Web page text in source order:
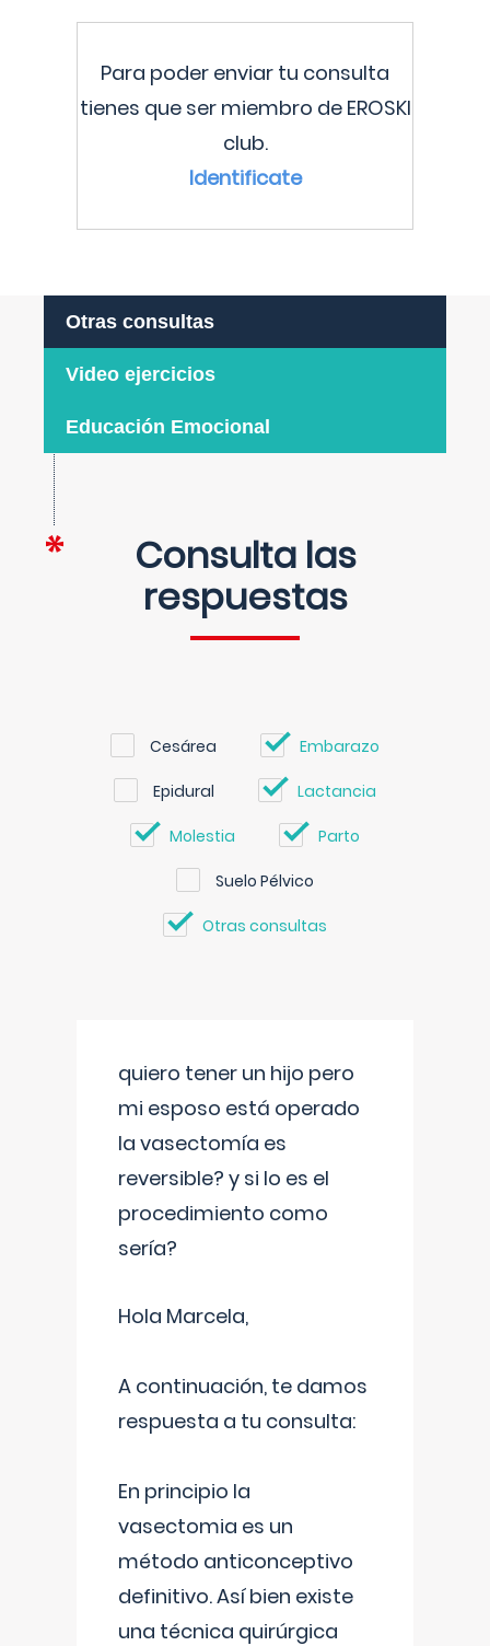
Para poder enviar tu consulta
tienes que ser miembro de EROSKI
club.
Identificate
Otras consultas
Video ejercicios
Educación Emocional
Consulta las
respuestas
Cesárea Embarazo
Epidural Lactancia
Molestia Parto
Suelo Pélvico
Otras consultas
quiero tener un hijo pero
mi esposo está operado
la vasectomía es
reversible? y si lo es el
procedimiento como
sería?
Hola Marcela,
A continuación, te damos
respuesta a tu consulta:
En principio la
vasectomia es un
método anticonceptivo
definitivo. Así bien existe
una técnica quirúrgica